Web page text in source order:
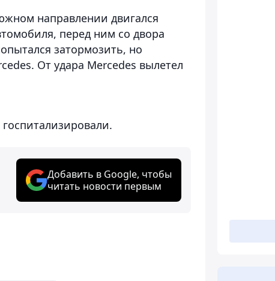
направлении двигался
перед ним со двора
затормозить, но
От удара Mercedes вылетел
Добавить в Google, чтобы
читать новости первым